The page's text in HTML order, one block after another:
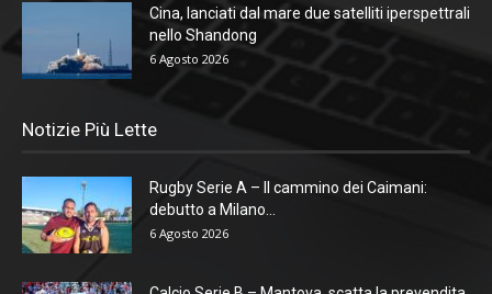
Cina, lanciati dal mare due satelliti iperspettrali
nello Shandong
6 Agosto 2026
Notizie Più Lette
Rugby Serie A – Il cammino dei Caimani:
debutto a Milano...
6 Agosto 2026